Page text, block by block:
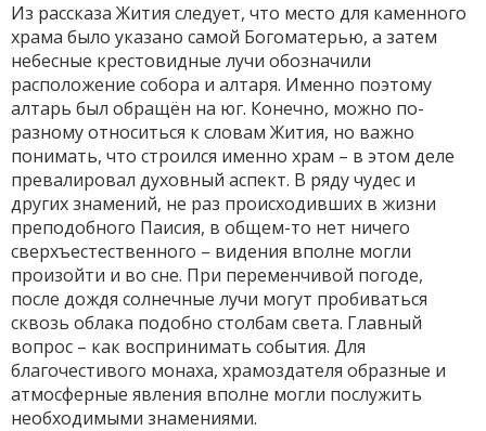
Из рассказа Жития следует, что место для каменного
храма было указано самой Богоматерью, а затем
небесные крестовидные лучи обозначили
расположение собора и алтаря. Именно поэтому
алтарь был обращён на юг. Конечно, можно по-
разному относиться к словам Жития, но важно
понимать, что строился именно храм – в этом деле
превалировал духовный аспект. В ряду чудес и
других знамений, не раз происходивших в жизни
преподобного Паисия, в общем-то нет ничего
сверхъестественного – видения вполне могли
произойти и во сне. При переменчивой погоде,
после дождя солнечные лучи могут пробиваться
сквозь облака подобно столбам света. Главный
вопрос – как воспринимать события. Для
благочестивого монаха, храмоздателя образные и
атмосферные явления вполне могли послужить
необходимыми знамениями.